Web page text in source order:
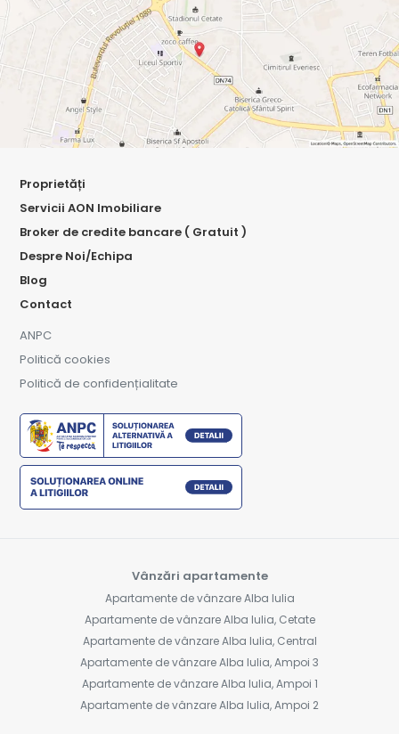
Proprietăți
Servicii AON Imobiliare
Broker de credite bancare ( Gratuit )
Despre Noi/Echipa
Blog
Contact
ANPC
Politică cookies
Politică de confidențialitate
Vânzări apartamente
Apartamente de vânzare Alba Iulia
Apartamente de vânzare Alba Iulia, Cetate
Apartamente de vânzare Alba Iulia, Central
Apartamente de vânzare Alba Iulia, Ampoi 3
Apartamente de vânzare Alba Iulia, Ampoi 1
Apartamente de vânzare Alba Iulia, Ampoi 2